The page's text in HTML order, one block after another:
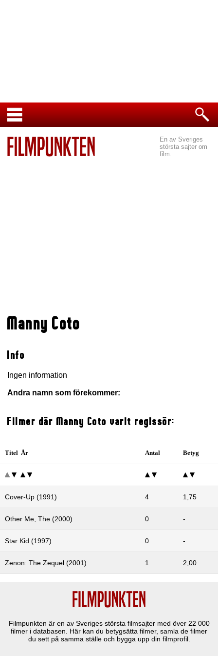
En av Sveriges
största sajter om
film.
Manny Coto
Info
Ingen information
Andra namn som förekommer:
Filmer där Manny Coto varit regissör:
Titel År Antal Betyg
Cover-Up (1991) 4 1,75
Other Me, The (2000) 0 -
Star Kid (1997) 0 -
Zenon: The Zequel (2001) 1 2,00
Filmpunkten är en av Sveriges största filmsajter med över 22 000
filmer i databasen. Här kan du betygsätta filmer, samla de filmer
du sett på samma ställe och bygga upp din filmprofil.